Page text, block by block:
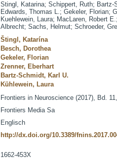
Stingl, Katarina; Schippert, Ruth; Bartz-
Edwards, Thomas L.; Gekeler, Florian;
Kuehlewein, Laura; MacLaren, Robert E.;
Albrecht; Sachs, Helmut; Schroeder,
Štingl, Katarína
Besch, Dorothea
Gekeler, Florian
Zrenner, Eberhart
Bartz-Schmidt, Karl U.
Kühlewein, Laura
Frontiers in Neuroscience (2017), Bd.
Frontiers Media Sa
Englisch
http://dx.doi.org/10.3389/
1662-453X